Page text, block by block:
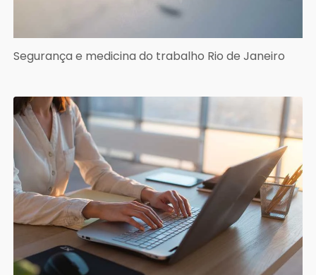
Segurança e medicina do trabalho Rio de Janeiro